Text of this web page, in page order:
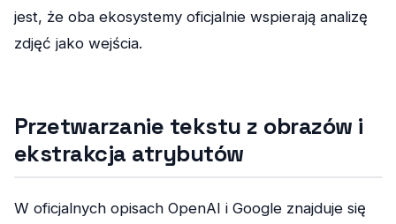
jest, że oba ekosystemy oficjalnie wspierają analizę
zdjęć jako wejścia.
Przetwarzanie tekstu z obrazów i
ekstrakcja atrybutów
W oficjalnych opisach OpenAI i Google znajduje się